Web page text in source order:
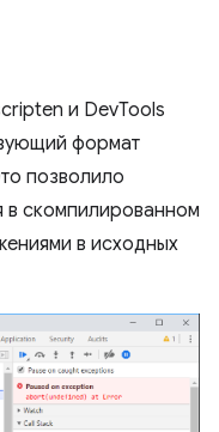
и DevTools
формат
позволило
в скомпилированном
в исходных